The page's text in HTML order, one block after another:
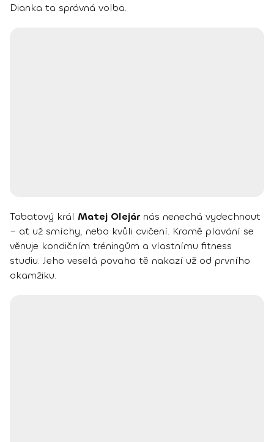
Dianka ta správná volba.
Tabatový král Matej Olejár nás nenechá vydechnout
– ať už smíchy, nebo kvůli cvičení. Kromě plavání se
věnuje kondičním tréningům a vlastnímu fitness
studiu. Jeho veselá povaha tě nakazí už od prvního
okamžiku.